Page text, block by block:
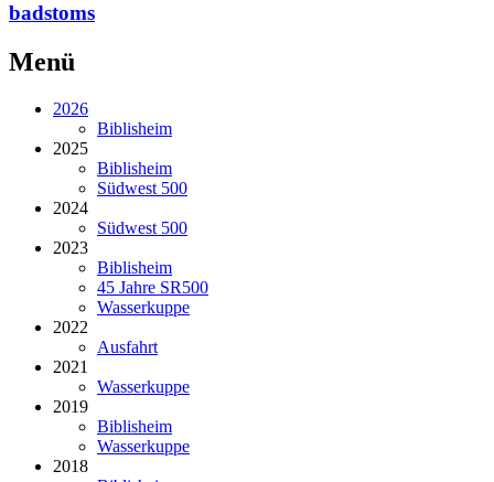
badstoms
Menü
2026
Biblisheim
2025
Biblisheim
Südwest 500
2024
Südwest 500
2023
Biblisheim
45 Jahre SR500
Wasserkuppe
2022
Ausfahrt
2021
Wasserkuppe
2019
Biblisheim
Wasserkuppe
2018